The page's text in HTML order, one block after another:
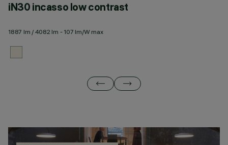
iN30 incasso low contrast
1887 lm / 4082 lm - 107 lm/W max